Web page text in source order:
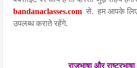
bandanaclasses.com से. हम आपके लिए
उपलब्ध कराते रहेंगे.
राजभाषा और